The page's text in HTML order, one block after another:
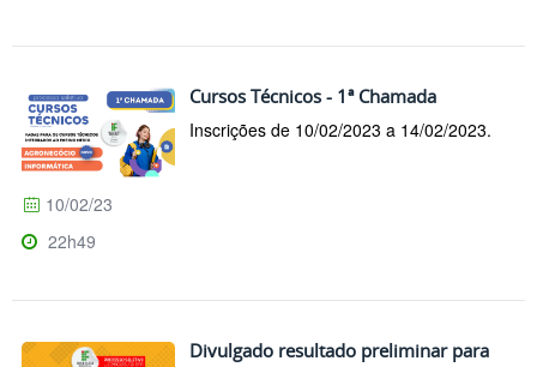
Cursos Técnicos - 1ª Chamada
Inscrições de 10/02/2023 a 14/02/2023.
10/02/23
22h49
Divulgado resultado preliminar para